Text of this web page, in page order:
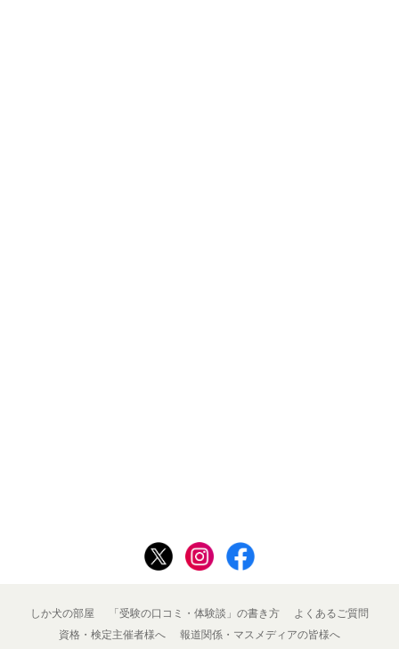
しか犬の部屋 「受験の口コミ・体験談」の書き方
よくあるご質問
資格・検定主催者様へ
報道関係・マスメディアの皆様へ